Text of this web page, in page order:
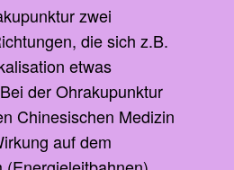
zwei
die sich z.B.
etwas
der Ohrakupunktur
Chinesischen Medizin
auf dem